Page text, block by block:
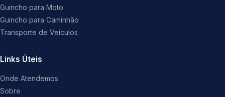
Guincho para Moto
Guincho para Caminhão
Transporte de Veículos
Links Úteis
Onde Atendemos
Sobre